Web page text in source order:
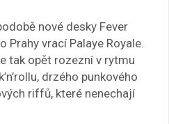
nové desky Fever
Prahy vrací Palaye Royale.
tak opět rozezní v rytmu
drzého punkového
riffů, které nenechají